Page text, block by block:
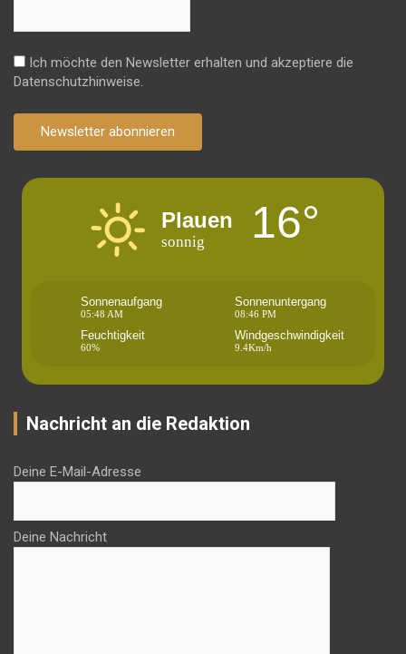
Ich möchte den Newsletter erhalten und akzeptiere die
Datenschutzhinweise.
Newsletter abonnieren
Plauen
sonnig 16°
Sonnenaufgang
05:48 AM
Sonnenuntergang
08:46 PM
Feuchtigkeit
60%
Windgeschwindigkeit
9.4Km/h
Nachricht an die Redaktion
Deine E-Mail-Adresse
Deine Nachricht